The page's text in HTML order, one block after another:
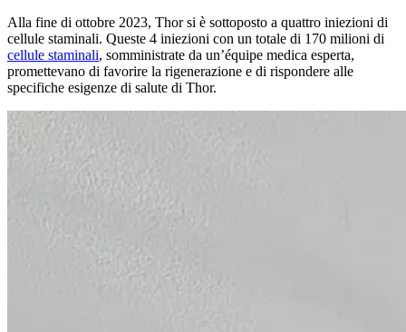
Alla fine di ottobre 2023, Thor si è sottoposto a quattro iniezioni di
cellule staminali. Queste 4 iniezioni con un totale di 170 milioni di
cellule staminali, somministrate da un’équipe medica esperta,
promettevano di favorire la rigenerazione e di rispondere alle
specifiche esigenze di salute di Thor.